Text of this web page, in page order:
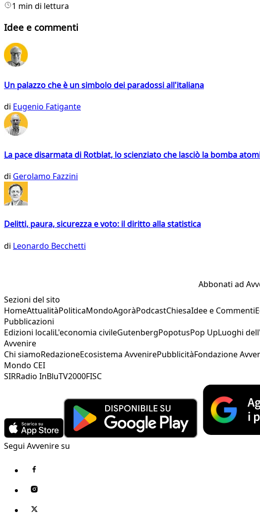
1 min di lettura
Idee e commenti
Un palazzo che è un simbolo dei paradossi all'italiana
di Eugenio Fatigante
La pace disarmata di Rotblat, lo scienziato che lasciò la bomba
di Gerolamo Fazzini
Delitti, paura, sicurezza e voto: il diritto alla statistica
di Leonardo Becchetti
Abbonati ad
Sezioni del sito
HomeAttualitàPoliticaMondoAgoràPodcastChiesaIdee e Commenti
Pubblicazioni
Edizioni localiL'economia civileGutenbergPopotusPop UpLuoghi
Avvenire
Chi siamoRedazioneEcosistema AvvenirePubblicitàFondazione
Mondo CEI
SIRRadio InBluTV2000FISC
Segui Avvenire su